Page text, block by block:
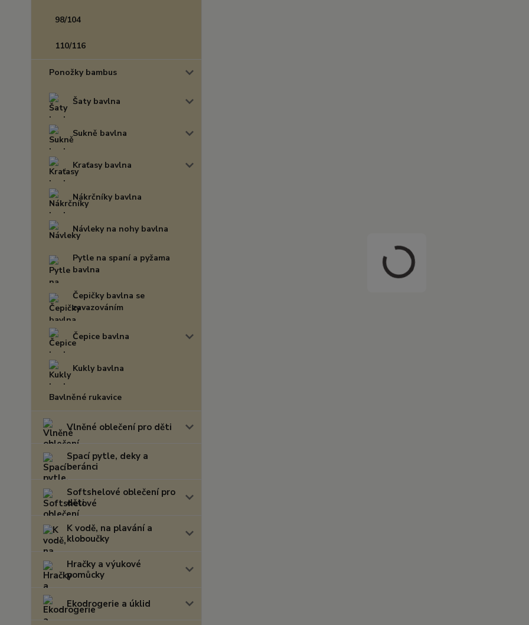
98/104
110/116
Ponožky bambus
Šaty bavlna
Sukně bavlna
Kraťasy bavlna
Nákrčníky bavlna
Návleky na nohy bavlna
Pytle na spaní a pyžama
bavlna
Čepičky bavlna se
zavazováním
Čepice bavlna
Kukly bavlna
Bavlněné rukavice
Vlněné oblečení pro děti
Spací pytle, deky a
beránci
Softshelové oblečení pro
děti
K vodě, na plavání a
kloboučky
Hračky a výukové
pomůcky
Ekodrogerie a úklid